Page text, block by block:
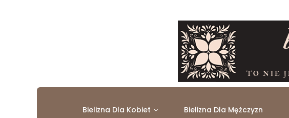
Bielizna Dla Kobiet Bielizna Dla Mężczyzn